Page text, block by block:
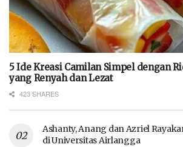
5 Ide Kreasi Camilan Simpel dengan
yang Renyah dan Lezat
423 SHARES
Ashanty, Anang dan Azriel
di Universitas Airlangga